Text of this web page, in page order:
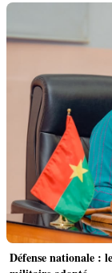
Défense nationale :